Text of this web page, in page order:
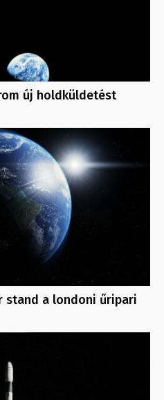
új holdküldetést
stand a londoni űripari